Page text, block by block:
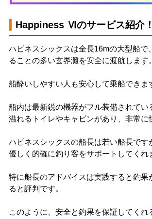
Happiness Ⅵのサービス紹介！
ハピネスシックスは全長16mの大型船で
ることの多い玄界灘を安全に渡航します。
船酔いしやすい人も安心して乗船できま
船内は最新鋭の機器がフル装備されてい
溢れるトイレやキャビンがあり、非常に
ハピネスシックスの船長は若い船長です
優しく的確に釣り客をサポートしてくれ
特に船長のアドバイスは実践すると釣果
ると評判です。
このように、安全と釣果を保証してくれ